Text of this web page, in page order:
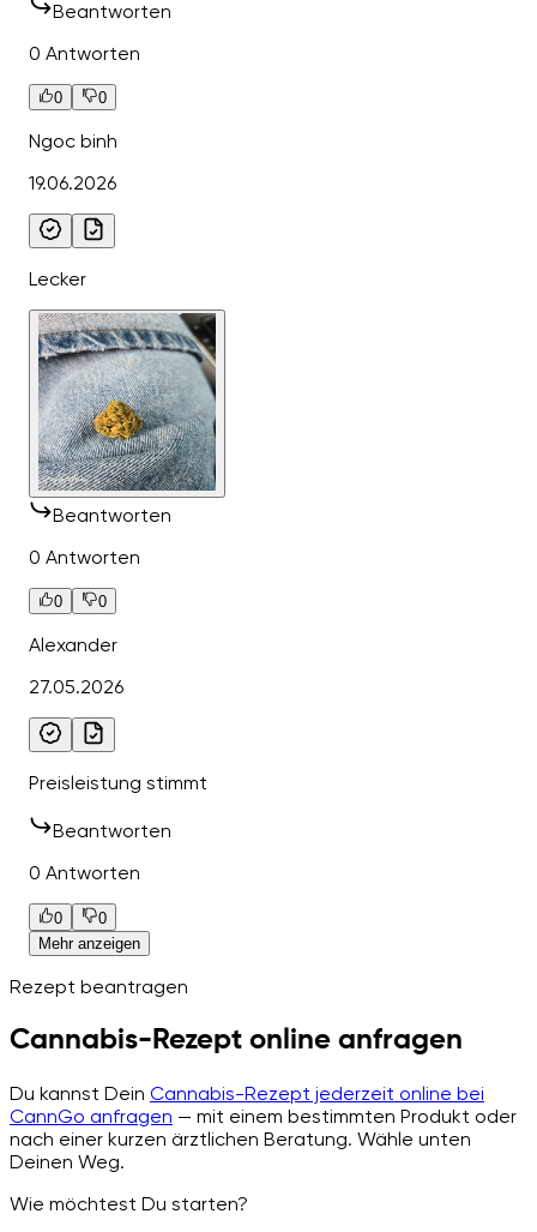
Beantworten
0 Antworten
0 0
Ngoc binh
19.06.2026
Lecker
Beantworten
0 Antworten
0 0
Alexander
27.05.2026
Preisleistung stimmt
Beantworten
0 Antworten
0
0
Mehr anzeigen
Rezept beantragen
Cannabis-Rezept online anfragen
Du kannst Dein Cannabis-Rezept jederzeit online bei
CannGo anfragen — mit einem bestimmten Produkt oder
nach einer kurzen ärztlichen Beratung. Wähle unten
Deinen Weg.
Wie möchtest Du starten?